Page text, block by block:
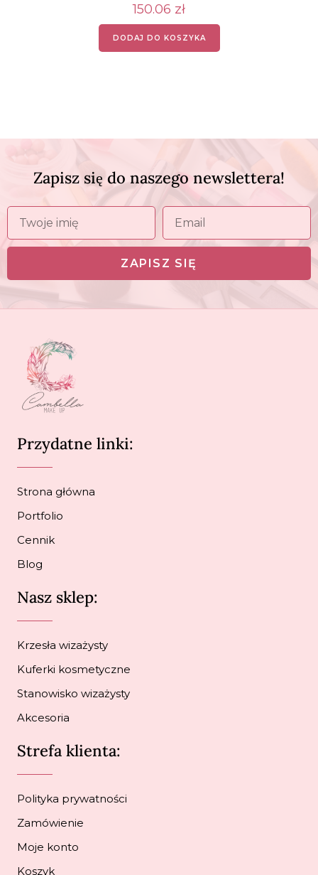
150.06 zł
DODAJ DO KOSZYKA
Zapisz się do naszego newslettera!
ZAPISZ SIĘ
Przydatne linki:
Strona główna
Portfolio
Cennik
Blog
Nasz sklep:
Krzesła wizażysty
Kuferki kosmetyczne
Stanowisko wizażysty
Akcesoria
Strefa klienta:
Polityka prywatności
Zamówienie
Moje konto
Koszyk